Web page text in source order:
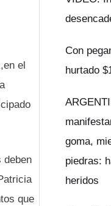
el
deben
que
Con
hurtado
goma,
piedras:
heridos